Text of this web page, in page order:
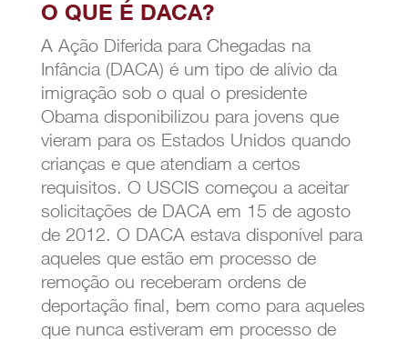
O QUE É DACA?
A Ação Diferida para Chegadas na
Infância (DACA) é um tipo de alívio da
imigração sob o qual o presidente
Obama disponibilizou para jovens que
vieram para os Estados Unidos quando
crianças e que atendiam a certos
requisitos. O USCIS começou a aceitar
solicitações de DACA em 15 de agosto
de 2012. O DACA estava disponível para
aqueles que estão em processo de
remoção ou receberam ordens de
deportação final, bem como para aqueles
que nunca estiveram em processo de